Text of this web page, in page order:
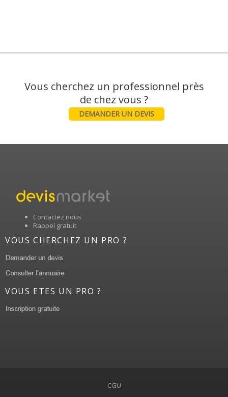
Vous cherchez un professionnel près
DEMANDER UN DEVIS
Contactez nous
Rappel gratuit
VOUS CHERCHEZ UN PRO ?
VOUS ETES UN PRO ?
CGU